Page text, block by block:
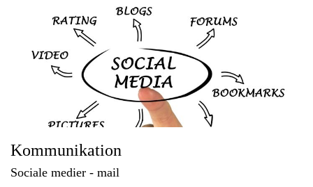
Kommunikation
Sociale medier - mail